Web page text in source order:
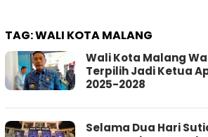
TAG:WALI KOTA MALANG
Wali Kota Malang
Terpilih Jadi Ketua
2025-2028
Selama Dua Hari